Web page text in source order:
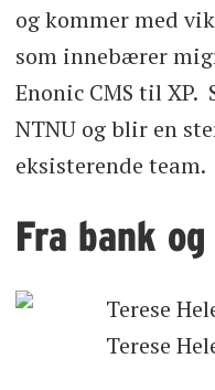
og kommer med
som innebærer
Enonic CMS til XP.
NTNU og blir en
eksisterende team.
Fra bank
Terese